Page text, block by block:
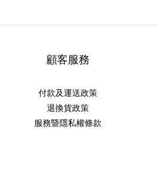
顧客服務
付款及運送政策
退換貨政策
服務暨隱私權條款